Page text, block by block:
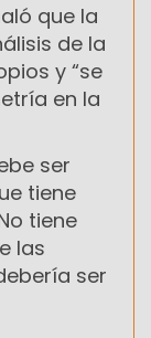
que la
de la
y “se
en la
ser
tiene
tiene
las
ser